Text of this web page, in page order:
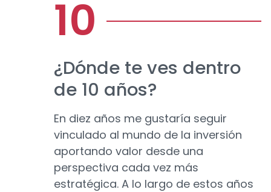
¿Dónde te ves dentro
de 10 años?
En diez años me gustaría seguir
vinculado al mundo de la inversión
aportando valor desde una
perspectiva cada vez más
estratégica. A lo largo de estos años